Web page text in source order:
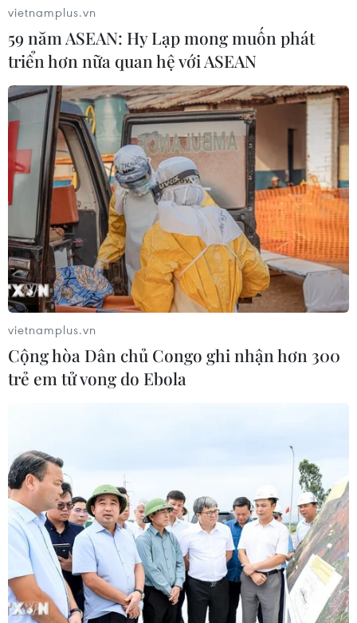
vietnamplus.vn
59 năm ASEAN: Hy Lạp mong muốn phát
triển hơn nữa quan hệ với ASEAN
vietnamplus.vn
Cộng hòa Dân chủ Congo ghi nhận hơn 300
trẻ em tử vong do Ebola